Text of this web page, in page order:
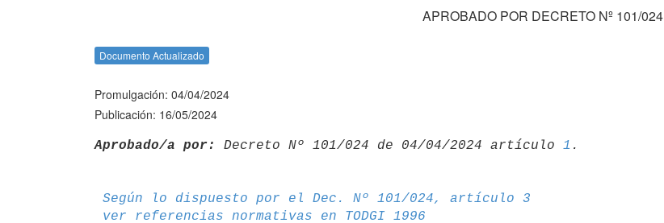
APROBADO POR DECRETO Nº 101/024
Documento Actualizado
Promulgación: 04/04/2024
Publicación: 16/05/2024
Aprobado/a por: Decreto Nº 101/024 de 04/04/2024 artículo 1
Según lo dispuesto por el Dec. Nº 101/024, artículo 3
ver referencias normativas en TODGI 1996